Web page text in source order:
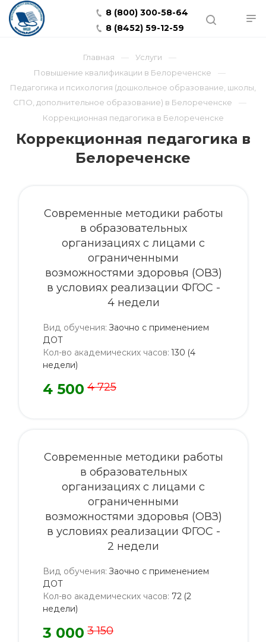
8 (800) 300-58-64
8 (8452) 59-12-59
Главная
Услуги
Повышение квалификации в Белореченске
Педагогика и психология (дошкольное образование, школы,
СПО, дополнительное образование) в Белореченске
Коррекционная педагогика в Белореченске
Коррекционная педагогика в
Белореченске
Современные методики работы
в образовательных
организациях с лицами с
ограниченными
возможностями здоровья (ОВЗ)
в условиях реализации ФГОС -
4 недели
Вид обучения: Заочно с применением
ДОТ
Кол-во академических часов: 130 (4
недели)
4 500 4 725
Современные методики работы
в образовательных
организациях с лицами с
ограниченными
возможностями здоровья (ОВЗ)
в условиях реализации ФГОС -
2 недели
Вид обучения: Заочно с применением
ДОТ
Кол-во академических часов: 72 (2
недели)
3 000 3 150